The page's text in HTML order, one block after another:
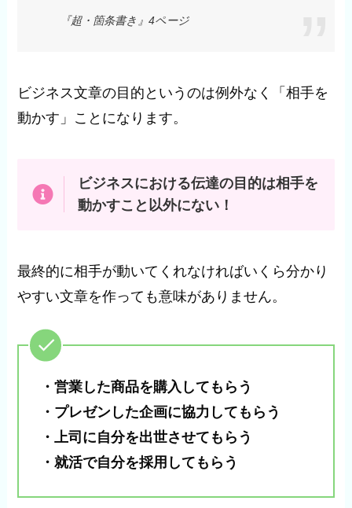
『超・箇条書き』4ページ
ビジネス文章の目的というのは例外なく「相手を
動かす」ことになります。
ビジネスにおける伝達の目的は相手を
動かすこと以外にない！
最終的に相手が動いてくれなければいくら分かり
やすい文章を作っても意味がありません。
・営業した商品を購入してもらう
・プレゼンした企画に協力してもらう
・上司に自分を出世させてもらう
・就活で自分を採用してもらう